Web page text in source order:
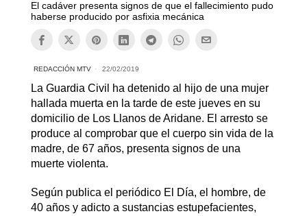
El cadáver presenta signos de que el fallecimiento pudo
haberse producido por asfixia mecánica
REDACCIÓN MTV 22/02/2019
La Guardia Civil ha detenido al hijo de una mujer
hallada muerta en la tarde de este jueves en su
domicilio de Los Llanos de Aridane. El arresto se
produce al comprobar que el cuerpo sin vida de la
madre, de 67 años, presenta signos de una
muerte violenta.
Según publica el periódico El Día, el hombre, de
40 años y adicto a sustancias estupefacientes,